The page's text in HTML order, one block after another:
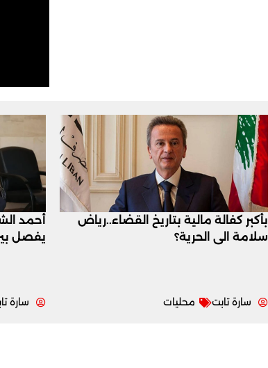
بأكبر كفالة مالية بتاريخ القضاء..رياض
سلامة الى الحرية؟
سارة تابت محليات
أحمد
يفصل
سارة